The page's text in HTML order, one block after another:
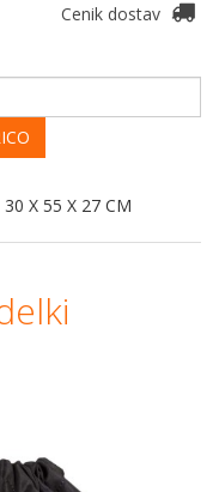
Cenik dostav
X 55 X 27 CM